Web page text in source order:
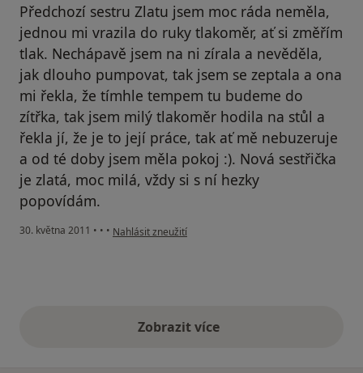
Předchozí sestru Zlatu jsem moc ráda neměla,
jednou mi vrazila do ruky tlakoměr, ať si změřím
tlak. Nechápavě jsem na ni zírala a nevěděla,
jak dlouho pumpovat, tak jsem se zeptala a ona
mi řekla, že tímhle tempem tu budeme do
zítřka, tak jsem milý tlakoměr hodila na stůl a
řekla jí, že je to její práce, tak ať mě nebuzeruje
a od té doby jsem měla pokoj :). Nová sestřička
je zlatá, moc milá, vždy si s ní hezky
popovídám.
30. května 2011 • • • podle názoru uživatele Pacient
Nahlásit zneužití
Zobrazit vícevýše uvedené názory